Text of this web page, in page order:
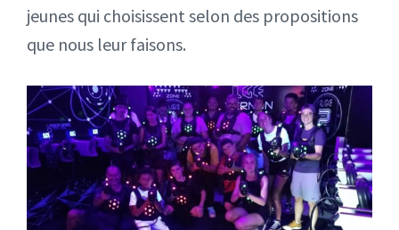
jeunes qui choisissent selon des propositions
que nous leur faisons.